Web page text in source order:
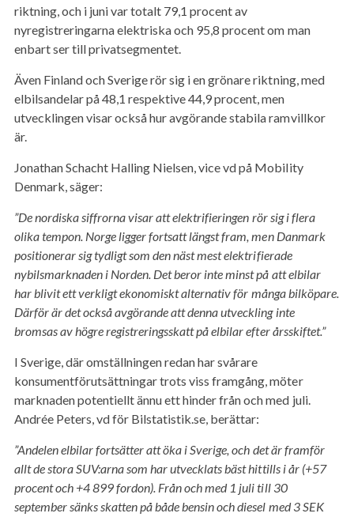
riktning, och i juni var totalt 79,1 procent av
nyregistreringarna elektriska och 95,8 procent om man
enbart ser till privatsegmentet.
Även Finland och Sverige rör sig i en grönare riktning, med
elbilsandelar på 48,1 respektive 44,9 procent, men
utvecklingen visar också hur avgörande stabila ramvillkor
är.
Jonathan Schacht Halling Nielsen, vice vd på Mobility
Denmark, säger:
”De nordiska siffrorna visar att elektrifieringen rör sig i flera
olika tempon. Norge ligger fortsatt längst fram, men Danmark
positionerar sig tydligt som den näst mest elektrifierade
nybilsmarknaden i Norden. Det beror inte minst på att elbilar
har blivit ett verkligt ekonomiskt alternativ för många bilköpare.
Därför är det också avgörande att denna utveckling inte
bromsas av högre registreringsskatt på elbilar efter årsskiftet.”
I Sverige, där omställningen redan har svårare
konsumentförutsättningar trots viss framgång, möter
marknaden potentiellt ännu ett hinder från och med juli.
Andrée Peters, vd för Bilstatistik.se, berättar:
”Andelen elbilar fortsätter att öka i Sverige, och det är framför
allt de stora SUV:arna som har utvecklats bäst hittills i år (+57
procent och +4 899 fordon). Från och med 1 juli till 30
september sänks skatten på både bensin och diesel med 3 SEK